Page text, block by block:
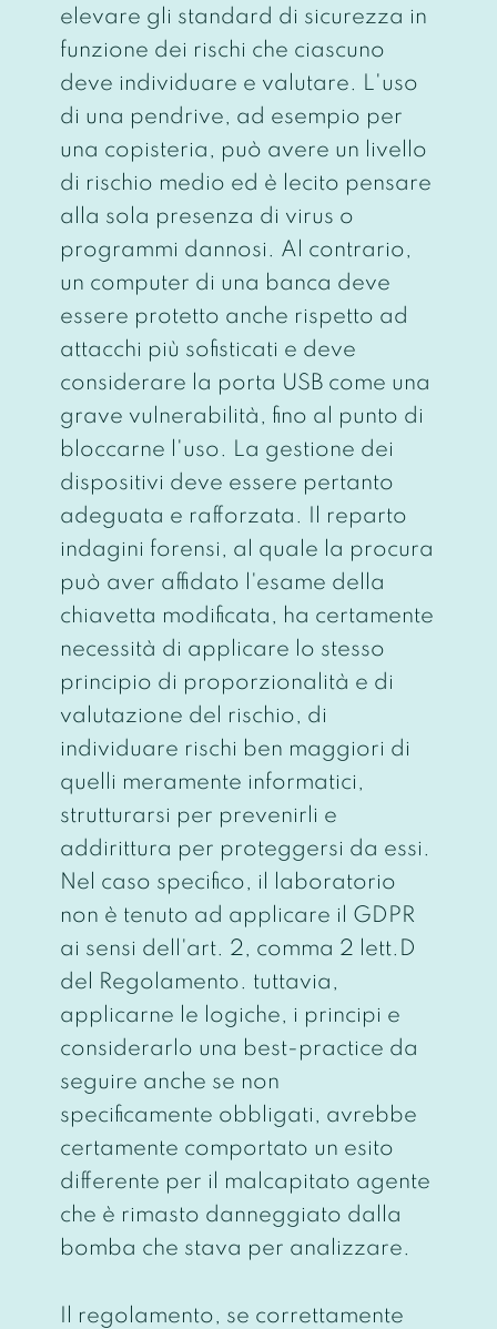
elevare gli standard di sicurezza in
funzione dei rischi che ciascuno
deve individuare e valutare. L'uso
di una pendrive, ad esempio per
una copisteria, può avere un livello
di rischio medio ed è lecito pensare
alla sola presenza di virus o
programmi dannosi. Al contrario,
un computer di una banca deve
essere protetto anche rispetto ad
attacchi più sofisticati e deve
considerare la porta USB come una
grave vulnerabilità, fino al punto di
bloccarne l'uso. La gestione dei
dispositivi deve essere pertanto
adeguata e rafforzata. Il reparto
indagini forensi, al quale la procura
può aver affidato l'esame della
chiavetta modificata, ha certamente
necessità di applicare lo stesso
principio di proporzionalità e di
valutazione del rischio, di
individuare rischi ben maggiori di
quelli meramente informatici,
strutturarsi per prevenirli e
addirittura per proteggersi da essi.
Nel caso specifico, il laboratorio
non è tenuto ad applicare il GDPR
ai sensi dell'art. 2, comma 2 lett.D
del Regolamento. tuttavia,
applicarne le logiche, i principi e
considerarlo una best-practice da
seguire anche se non
specificamente obbligati, avrebbe
certamente comportato un esito
differente per il malcapitato agente
che è rimasto danneggiato dalla
bomba che stava per analizzare.
Il regolamento, se correttamente